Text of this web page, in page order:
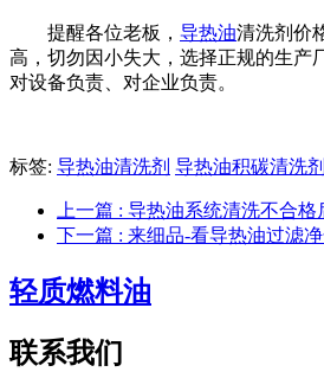
提醒各位老板， 导热油清洗剂价
高，切勿因小失大，选择正规的生产
对设备负责、对企业负责。
标签: 导热油清洗剂 导热油积碳清洗剂
上一篇 : 导热油系统清洗不合格
下一篇 : 来细品-看导热油过滤
轻质燃料油
联系我们